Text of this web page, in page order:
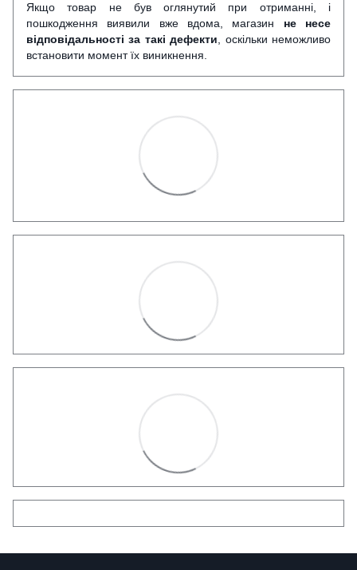
Якщо товар не був оглянутий при отриманні, і
пошкодження виявили вже вдома, магазин не несе
відповідальності за такі дефекти, оскільки неможливо
встановити момент їх виникнення.